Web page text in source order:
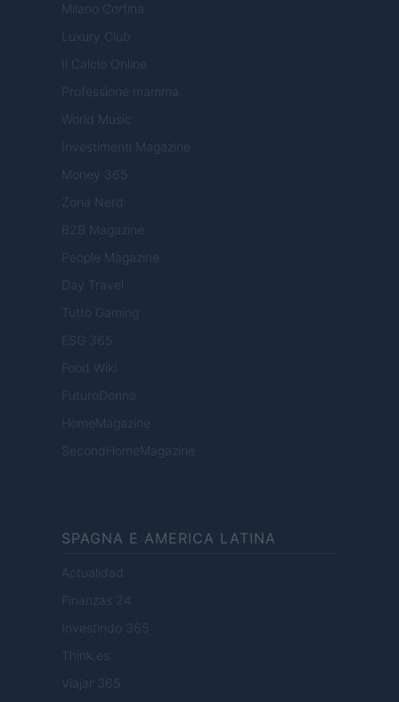
Milano Cortina
Luxury Club
Il Calcio Online
Professione mamma
World Music
Investimenti Magazine
Money 365
Zona Nerd
B2B Magazine
People Magazine
Day Travel
Tutto Gaming
ESG 365
Food Wiki
FuturoDonna
HomeMagazine
SecondHomeMagazine
SPAGNA E AMERICA LATINA
Actualidad
Finanzas 24
Investindo 365
Think.es
Viajar 365